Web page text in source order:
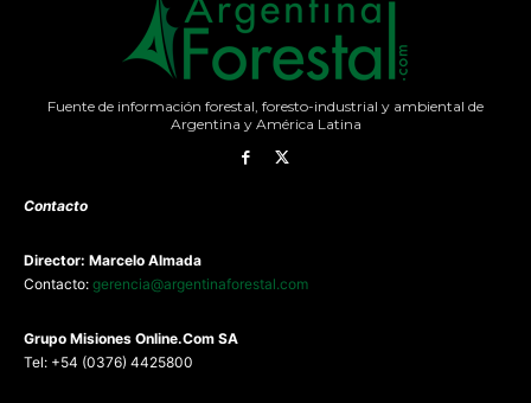
Fuente de información forestal, foresto-industrial y ambiental de
Argentina y América Latina
Contacto
Director: Marcelo Almada
Contacto: gerencia@argentinaforestal.com
Grupo Misiones Online.Com SA
Tel: +54 (0376) 4425800